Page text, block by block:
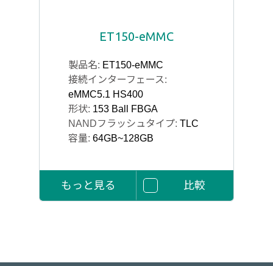
ET150-eMMC
製品名: ET150-eMMC
接続インターフェース:
eMMC5.1 HS400
形状: 153 Ball FBGA
NANDフラッシュタイプ: TLC
容量: 64GB~128GB
もっと見る 比較